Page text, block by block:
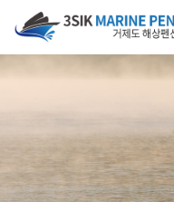
메뉴 건너뛰기